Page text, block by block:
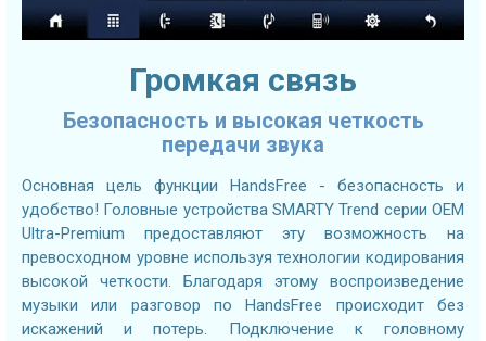
Громкая связь
Безопасность и высокая четкость
передачи звука
Основная цель функции HandsFree - безопасность и
удобство! Головные устройства SMARTY Trend серии OEM
Ultra-Premium предоставляют эту возможность на
превосходном уровне используя технологии кодирования
высокой четкости. Благодаря этому воспроизведение
музыки или разговор по HandsFree происходит без
искажений и потерь. Подключение к головному